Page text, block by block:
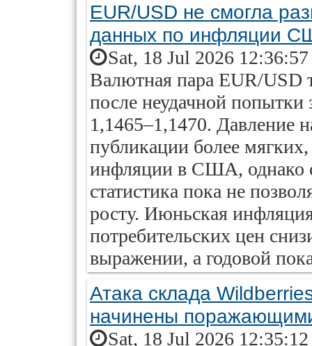
EUR/USD не смогла
данных по инфляции
Sat, 18 Jul 2026
Валютная пара EUR/USD
после неудачной попытки
1,1465–1,1470. Давление
публикации более
инфляции в США, однако
статистика пока не
росту. Июньская
потребительских цен
выражении, а годовой
Атака склада
начинены
Sat, 18 Jul 2026